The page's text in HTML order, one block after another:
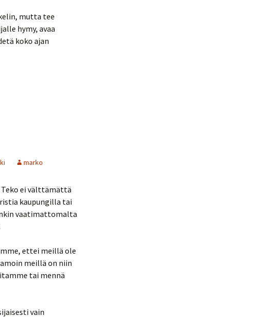
mutta tee
hymy, avaa
koko ajan
marko
ei välttämättä
kaupungilla tai
vaatimattomalta
ettei meillä ole
meillä on niin
tai mennä
vain